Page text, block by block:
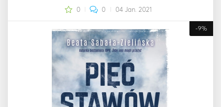
0 0 04 Jan. 2021
-9%